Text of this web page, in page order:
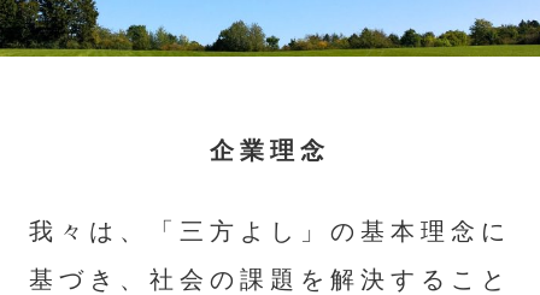
企業理念
我々は、「三方よし」の基本理念に
基づき、社会の課題を解決すること